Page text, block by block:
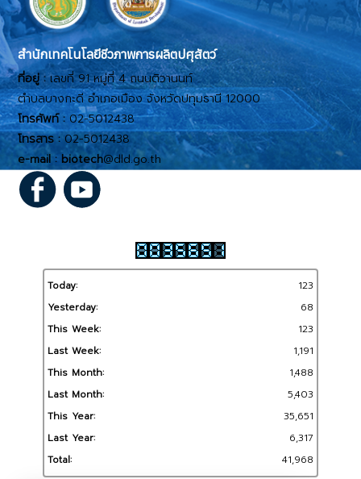
สำนักเทคโนโลยีชีวภาพการผลิตปศุสัตว์
ที่อยู่ :เลขที่ 91 หมู่ที่ 4 ถนนติวานนท์
ตำบลบางกะดี อำเภอเมือง จังหวัดปทุมธานี 12000
โทรศัพท์ : 02-5012438
โทรสาร :02-5012438
e-mail : biotech@dld.go.th
Today:
123
Yesterday:
68
This Week:
123
Last Week:
1,191
This Month:
1,488
Last Month:
5,403
This Year:
35,651
Last Year:
6,317
Total:
41,968